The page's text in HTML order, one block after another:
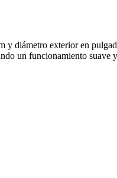
diámetro exterior en
un funcionamiento suave